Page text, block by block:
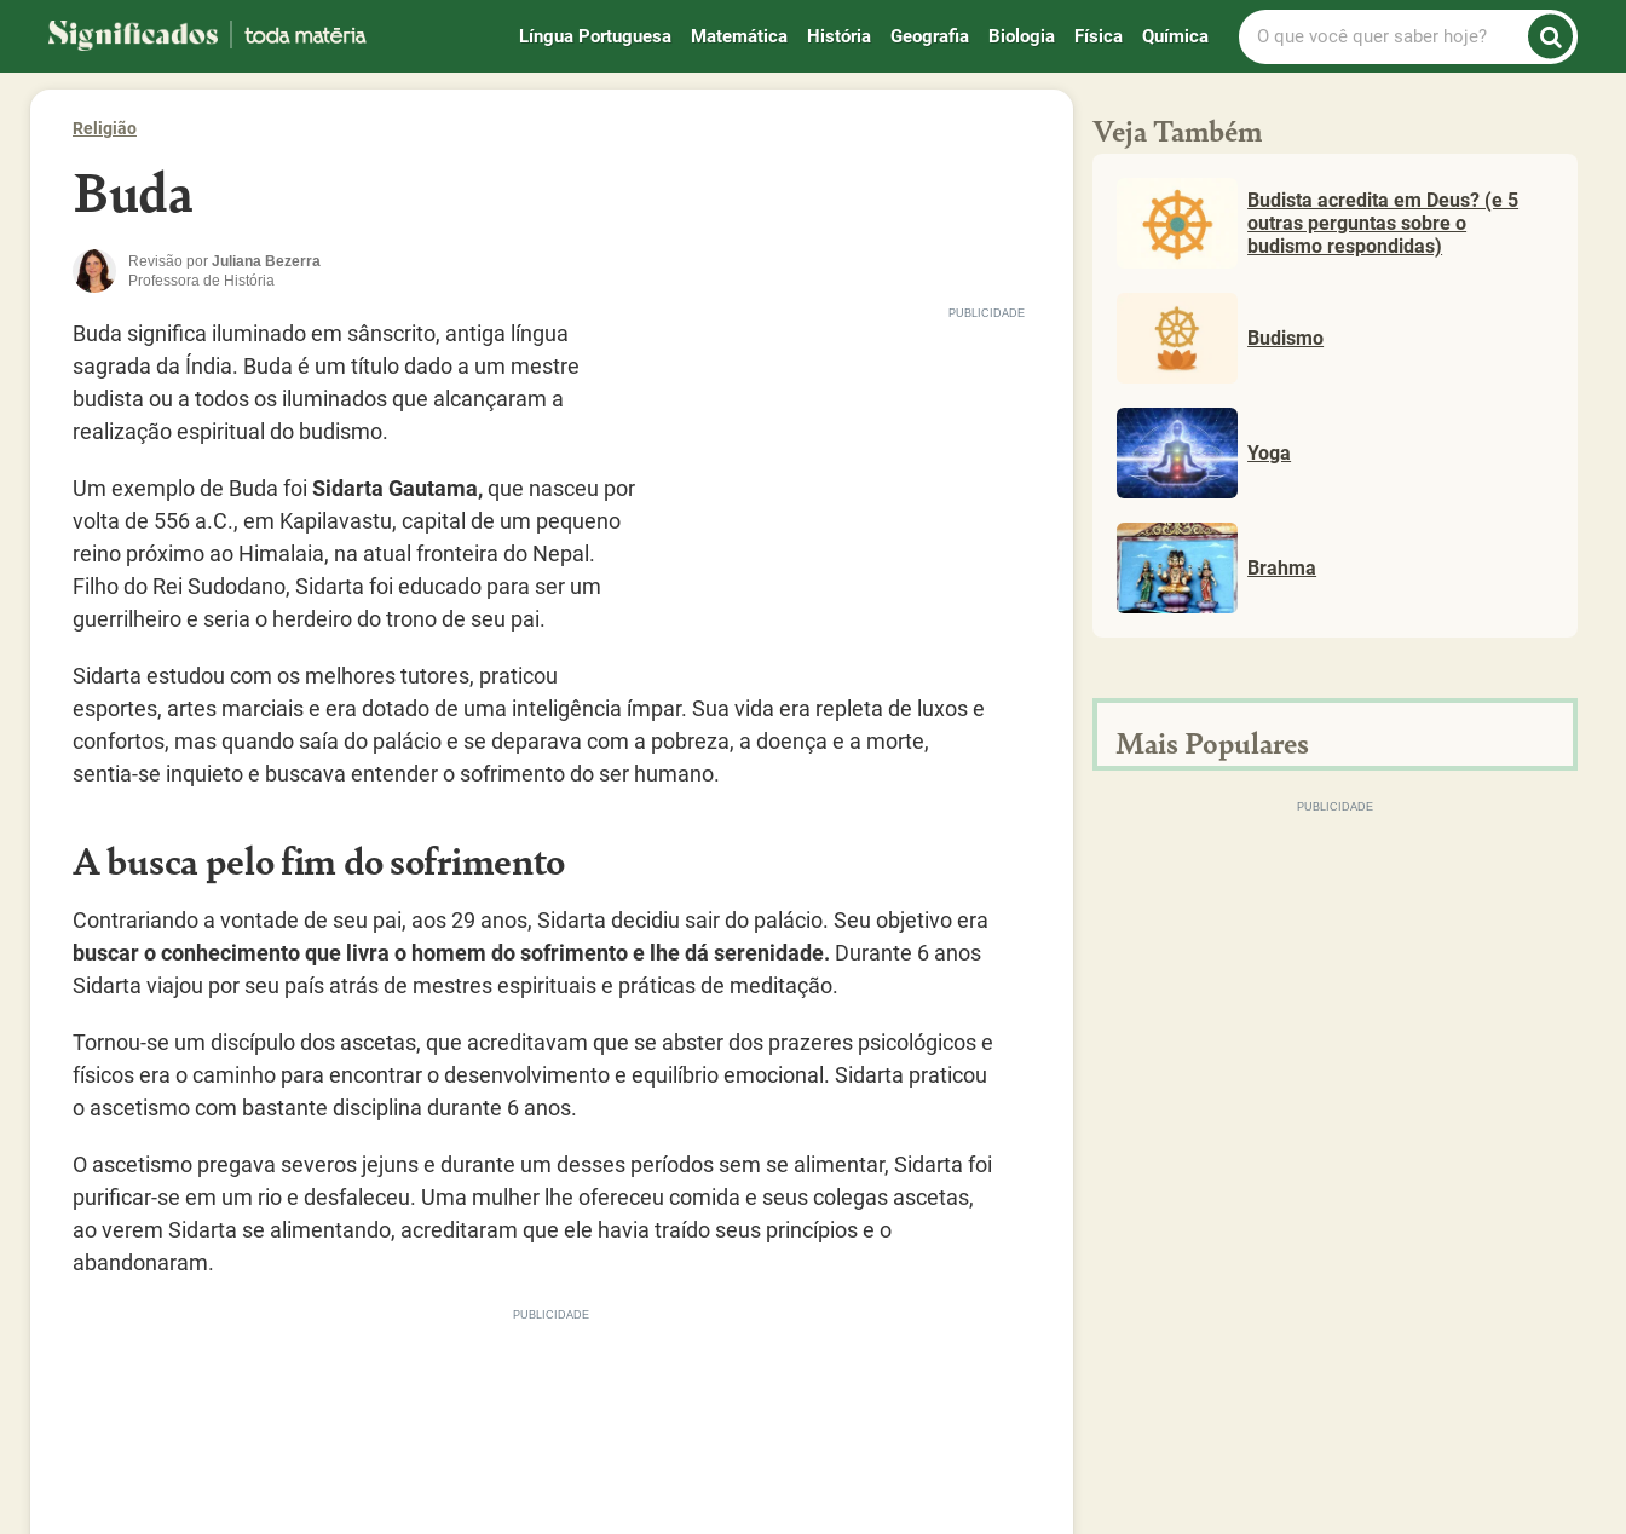
Significados
Língua Portuguesa Matemática História Geografia Biologia Física Química
O
que
você
saber
Religião
Buda
Revisão por Juliana Bezerra
Professora de História
Buda significa iluminado em sânscrito, antiga língua
sagrada da Índia. Buda é um título dado a um mestre
budista ou a todos os iluminados que alcançaram a
realização espiritual do budismo.
Um exemplo de Buda foi Sidarta Gautama,que nasceu por
volta de 556 a.C., em Kapilavastu, capital de um pequeno
reino próximo ao Himalaia, na atual fronteira do Nepal.
Filho do Rei Sudodano, Sidarta foi educado para ser um
guerrilheiro e seria o herdeiro do trono de seu pai.
Sidarta estudou com os melhores tutores, praticou
esportes, artes marciais e era dotado de uma inteligência ímpar. Sua vida era repleta de luxos e
confortos, mas quando saía do palácio e se deparava com a pobreza, a doença e a morte,
sentia-se inquieto e buscava entender o sofrimento do ser humano.
A busca pelo fim do sofrimento
Contrariando a vontade de seu pai, aos 29 anos, Sidarta decidiu sair do palácio. Seu objetivo era
buscar o conhecimento que livra o homem do sofrimento e lhe dá serenidade. Durante 6 anos
Sidarta viajou por seu país atrás de mestres espirituais e práticas de meditação.
Tornou-se um discípulo dos ascetas, que acreditavam que se abster dos prazeres psicológicos e
físicos era o caminho para encontrar o desenvolvimento e equilíbrio emocional. Sidarta praticou
o ascetismo com bastante disciplina durante 6 anos.
O ascetismo pregava severos jejuns e durante um desses períodos sem se alimentar, Sidarta foi
purificar-se em um rio e desfaleceu. Uma mulher lhe ofereceu comida e seus colegas ascetas,
ao verem Sidarta se alimentando, acreditaram que ele havia traído seus princípios e o
abandonaram.
Veja Também
Budista acredita em Deus? (e 5
outras perguntas sobre o
budismo respondidas)
Budismo
Yoga
Brahma
Mais Populares